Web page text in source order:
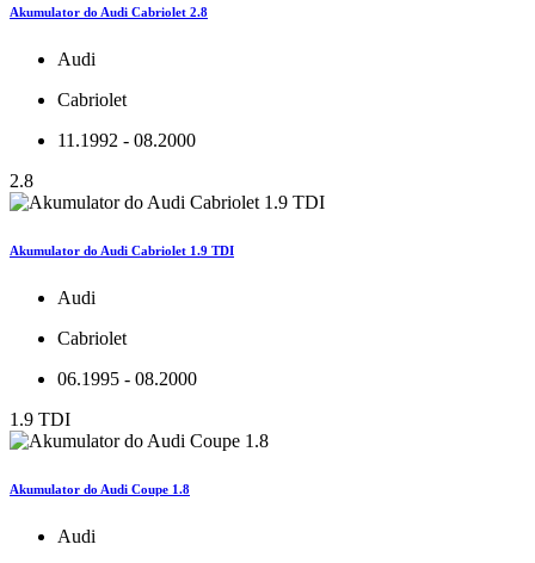
Akumulator do Audi Cabriolet 2.8
Audi
Cabriolet
11.1992 - 08.2000
2.8
Akumulator do Audi Cabriolet 1.9 TDI
Audi
Cabriolet
06.1995 - 08.2000
1.9 TDI
Akumulator do Audi Coupe 1.8
Audi